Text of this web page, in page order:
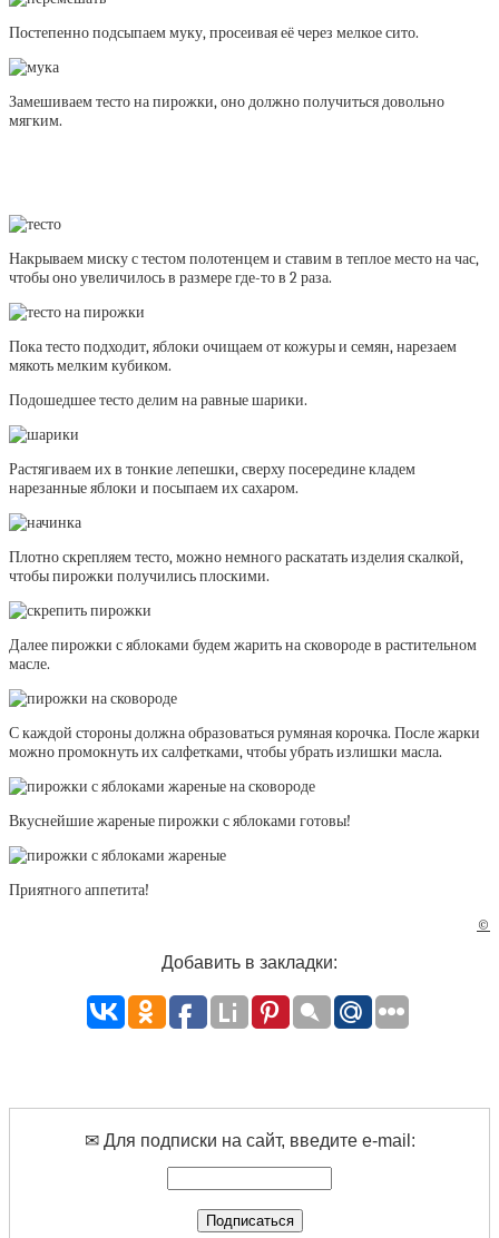
Постепенно подсыпаем муку, просеивая её через мелкое сито.
Замешиваем тесто на пирожки, оно должно получиться довольно
мягким.
Накрываем миску с тестом полотенцем и ставим в теплое место на час,
чтобы оно увеличилось в размере где-то в 2 раза.
Пока тесто подходит, яблоки очищаем от кожуры и семян, нарезаем
мякоть мелким кубиком.
Подошедшее тесто делим на равные шарики.
Растягиваем их в тонкие лепешки, сверху посередине кладем
нарезанные яблоки и посыпаем их сахаром.
Плотно скрепляем тесто, можно немного раскатать изделия скалкой,
чтобы пирожки получились плоскими.
Далее пирожки с яблоками будем жарить на сковороде в растительном
масле.
С каждой стороны должна образоваться румяная корочка. После жарки
можно промокнуть их салфетками, чтобы убрать излишки масла.
Вкуснейшие жареные пирожки с яблоками готовы!
Приятного аппетита!
©
Добавить в закладки:
✉ Для подписки на сайт, введите e-mail: